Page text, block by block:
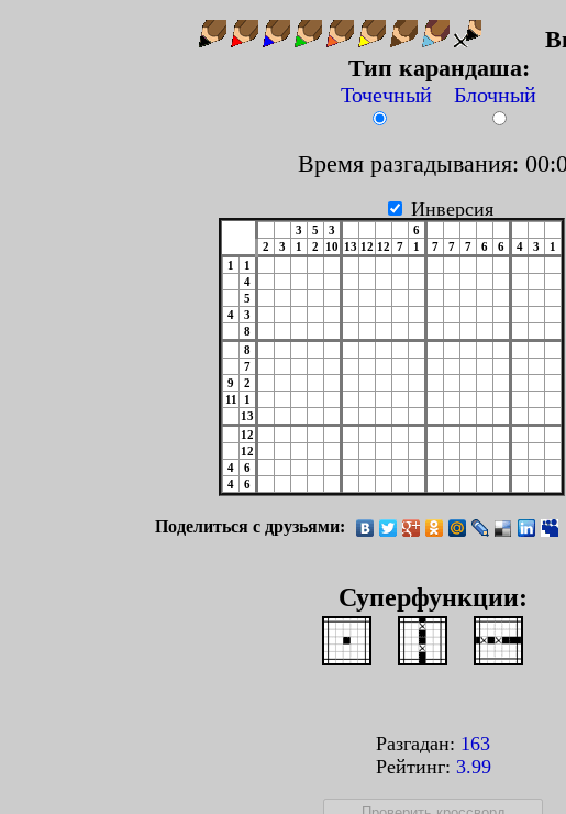
Тип карандаша:
Точечный Блочный
Время разгадывания:
Инверсия
3 5 3
6
2
3 1 2 10 13 12 12 7 1 7 7 7 6 6 4 3
1
1
1
4
5
4
3
8
8
7
9
2
11
1
13
12
12
4
6
4
6
Поделиться с друзьями:
Суперфункции:
Разгадан: 163
Рейтинг: 3.99